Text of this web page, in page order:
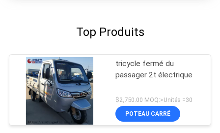
Top Produits
tricycle fermé du
passager 2t électrique
$2,750.00 MOQ:>Unités =30
POTEAU CARRÉ